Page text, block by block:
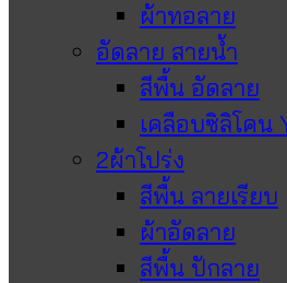
ผ้าทอลาย
อัดลาย สายน้ำ
สีพื้น อัดลาย
เคลือบซิลิโคน
2ผ้าโปร่ง
สีพื้น ลายเรียบ
ผ้าอัดลาย
สีพื้น ปักลาย